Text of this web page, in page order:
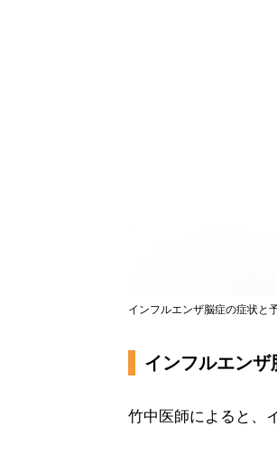
インフルエンザ脳症の症状と
インフルエンザ
竹中医師によると、